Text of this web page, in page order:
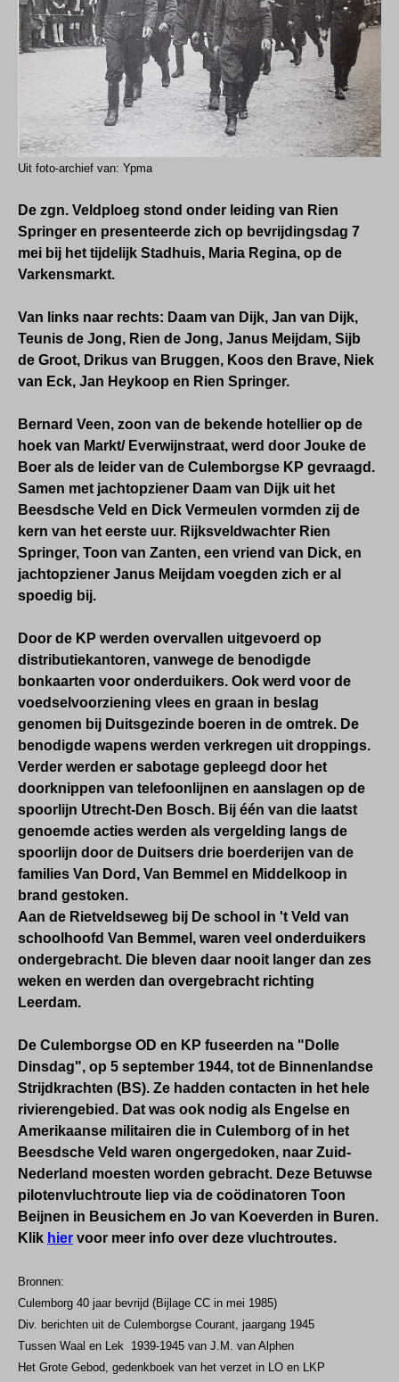
Uit foto-archief van: Ypma
De zgn. Veldploeg stond onder leiding van Rien
Springer en presenteerde zich op bevrijdingsdag 7
mei bij het tijdelijk Stadhuis, Maria Regina, op de
Varkensmarkt.
Van links naar rechts: Daam van Dijk, Jan van Dijk,
Teunis de Jong, Rien de Jong, Janus Meijdam, Sijb
de Groot, Drikus van Bruggen, Koos den Brave, Niek
van Eck, Jan Heykoop en Rien Springer.
Bernard Veen, zoon van de bekende hotellier op de
hoek van Markt/ Everwijnstraat, werd door Jouke de
Boer als de leider van de Culemborgse KP gevraagd.
Samen met jachtopziener Daam van Dijk uit het
Beesdsche Veld en Dick Vermeulen vormden zij de
kern van het eerste uur. Rijksveldwachter Rien
Springer, Toon van Zanten, een vriend van Dick, en
jachtopziener Janus Meijdam voegden zich er al
spoedig bij.
Door de KP werden overvallen uitgevoerd op
distributiekantoren, vanwege de benodigde
bonkaarten voor onderduikers. Ook werd voor de
voedselvoorziening vlees en graan in beslag
genomen bij Duitsgezinde boeren in de omtrek. De
benodigde wapens werden verkregen uit droppings.
Verder werden er sabotage gepleegd door het
doorknippen van telefoonlijnen en aanslagen op de
spoorlijn Utrecht-Den Bosch. Bij één van die laatst
genoemde acties werden als vergelding langs de
spoorlijn door de Duitsers drie boerderijen van de
families Van Dord, Van Bemmel en Middelkoop in
brand gestoken.
Aan de Rietveldseweg bij De school in 't Veld van
schoolhoofd Van Bemmel, waren veel onderduikers
ondergebracht. Die bleven daar nooit langer dan zes
weken en werden dan overgebracht richting
Leerdam.
De Culemborgse OD en KP fuseerden na "Dolle
Dinsdag", op 5 september 1944, tot de Binnenlandse
Strijdkrachten (BS). Ze hadden contacten in het hele
rivierengebied. Dat was ook nodig als Engelse en
Amerikaanse militairen die in Culemborg of in het
Beesdsche Veld waren ongergedoken, naar Zuid-
Nederland moesten worden gebracht. Deze Betuwse
pilotenvluchtroute liep via de coödinatoren Toon
Beijnen in Beusichem en Jo van Koeverden in Buren.
Klik hier voor meer info over deze vluchtroutes.
Bronnen:
Culemborg 40 jaar bevrijd (Bijlage CC in mei 1985)
Div. berichten uit de Culemborgse Courant, jaargang 1945
Tussen Waal en Lek 1939-1945 van J.M. van Alphen
Het Grote Gebod, gedenkboek van het verzet in LO en LKP